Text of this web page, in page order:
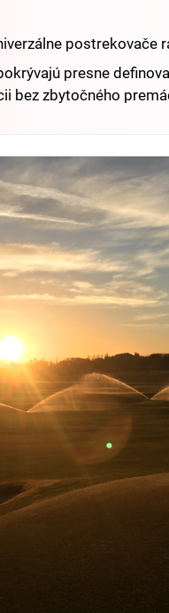
postrekovače
presne
bez zbytočného